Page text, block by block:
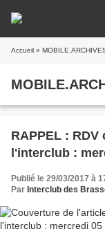
Accueil »
RAPPEL :
l'interclub :
Publié le 29/03/2017 à
Par Interclub des